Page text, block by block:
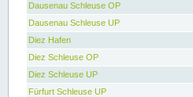
Dausenau Schleuse OP
Dausenau Schleuse UP
Diez Hafen
Diez Schleuse OP
Diez Schleuse UP
Fürfurt Schleuse UP